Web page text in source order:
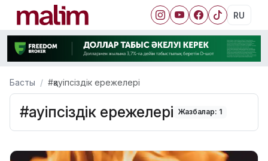
RU
Басты #қауіпсіздік ережелері
#қауіпсіздік ережелері Жазбалар: 1